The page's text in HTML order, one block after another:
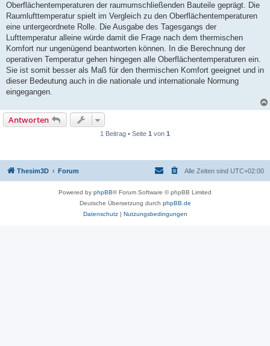
r
a
Oberflächentemperaturen der raumumschließenden Bauteile geprägt. Die
Raumlufttemperatur spielt im Vergleich zu den Oberflächentemperaturen
eine untergeordnete Rolle. Die Ausgabe des Tagesgangs der
Lufttemperatur alleine würde damit die Frage nach dem thermischen
Komfort nur ungenügend beantworten können. In die Berechnung der
operativen Temperatur gehen hingegen alle Oberflächentemperaturen ein.
Sie ist somit besser als Maß für den thermischen Komfort geeignet und in
dieser Bedeutung auch in die nationale und internationale Normung
eingegangen.
Antworten
1 Beitrag • Seite 1 von 1
Thesim3D Forum Alle Zeiten sind UTC+02:00
Powered by phpBB® Forum Software © phpBB Limited
Deutsche Übersetzung durch phpBB.de
Datenschutz| Nutzungsbedingungen